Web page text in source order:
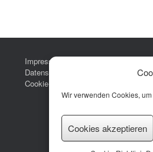
Wir verwenden Cookies,
Cookies akzeptieren
Impressum
Datenschutzerklärung
Cookie-Richtlinie (EU)